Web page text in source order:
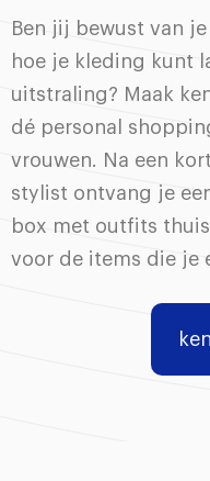
Ben jij bewust van
hoe je kleding kunt
uitstraling? Maak
dé personal
vrouwen. Na een
stylist ontvang je
box met outfits
voor de items die je